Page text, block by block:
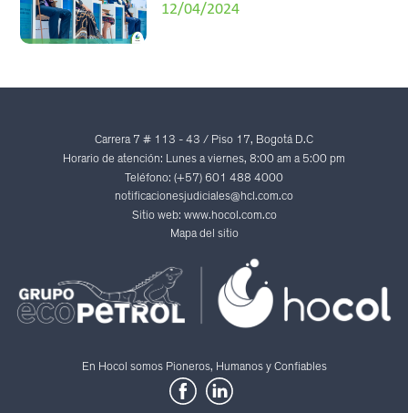
12/04/2024
Carrera 7 # 113 - 43 / Piso 17, Bogotá D.C
Horario de atención: Lunes a viernes, 8:00 am a 5:00 pm
Teléfono: (+57) 601 488 4000
notificacionesjudiciales@hcl.com.co
Sitio web: www.hocol.com.co
Mapa del sitio
En Hocol somos Pioneros, Humanos y Confiables